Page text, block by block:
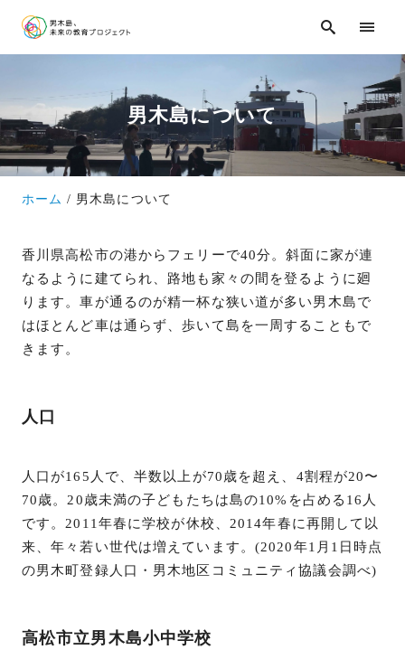
男木島について
ホーム 男木島について
香川県高松市の港からフェリーで40分。斜面に家が連
なるように建てられ、路地も家々の間を登るように廻
ります。車が通るのが精一杯な狭い道が多い男木島で
はほとんど車は通らず、歩いて島を一周することもで
きます。
人口
人口が165人で、半数以上が70歳を超え、4割程が20〜
70歳。20歳未満の子どもたちは島の10%を占める16人
です。2011年春に学校が休校、2014年春に再開して以
来、年々若い世代は増えています。(2020年1月1日時点
の男木町登録人口・男木地区コミュニティ協議会調べ)
高松市立男木島小中学校